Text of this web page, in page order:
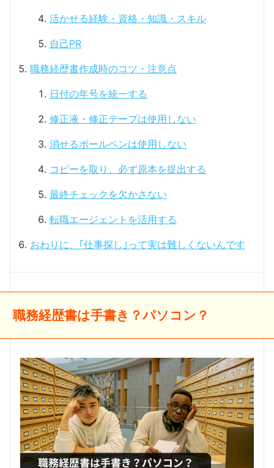
活かせる経験・資格・知識・スキル
自己PR
職務経歴書作成時のコツ・注意点
日付の年号を統一する
修正液・修正テープは使用しない
消せるボールペンは使用しない
コピーを取り、必ず原本を提出する
最終チェックを欠かさない
転職エージェントを活用する
おわりに、｢仕事探し｣って実は難しくないんです
職務経歴書は手書き？パソコン？